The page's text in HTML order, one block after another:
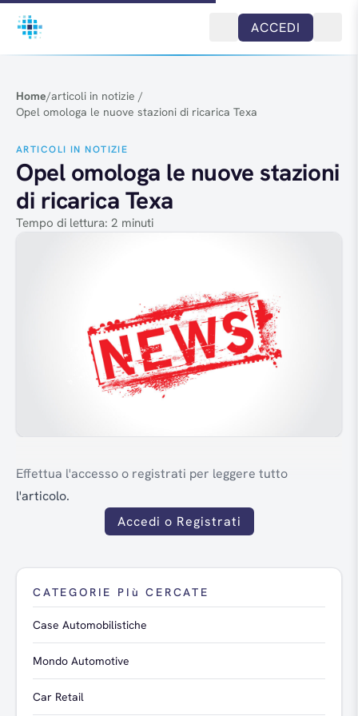
Salta al contenuto
ACCEDI
Home/articoli in notizie /
Opel omologa le nuove stazioni di ricarica Texa
ARTICOLI IN NOTIZIE
Opel omologa le nuove stazioni
di ricarica Texa
Tempo di lettura: 2 minuti
Effettua l'accesso o registrati per leggere tutto
l'articolo.
Accedi o Registrati
CATEGORIE PIù CERCATE
Case Automobilistiche
Mondo Automotive
Car Retail